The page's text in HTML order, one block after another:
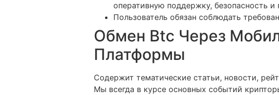
оперативную поддержку, безопасность и
Пользователь обязан соблюдать
Обмен Btc Через
Платформы
Содержит тематические статьи, новости,
Мы всегда в курсе основных событий